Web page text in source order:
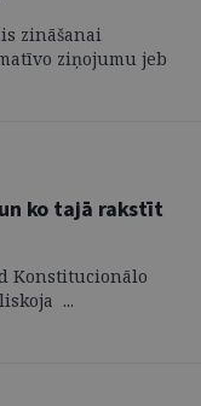
zināšanai
ziņojumu jeb
ko tajā rakstīt
Konstitucionālo
...